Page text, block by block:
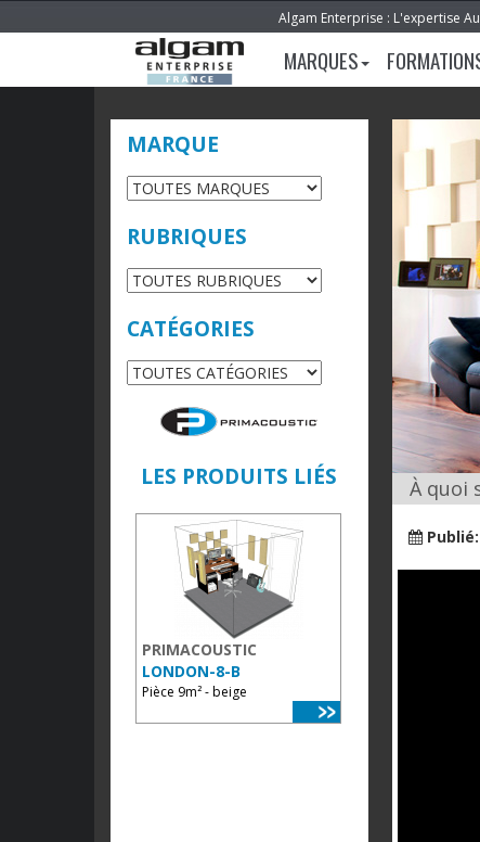
Algam Enterprise : L'expertise
MARQUES
MARQUE
RUBRIQUES
CATÉGORIES
LES PRODUITS LIÉS
PRIMACOUSTIC
LONDON-8-B
Pièce 9m² - beige
À quoi
Publié: